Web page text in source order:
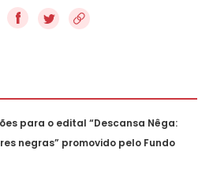
f
para o edital “Descansa Nêga:
negras” promovido pelo Fundo